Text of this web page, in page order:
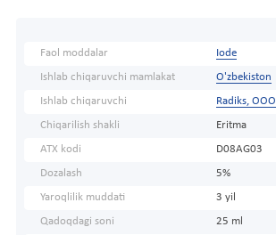
Faol moddalar Iode
Ishlab chiqaruvchi mamlakat O'zbekiston
Ishlab chiqaruvchi Radiks, ООО
Chiqarilish shakli Eritma
ATX kodi D08AG03
Dozalash 5%
Yaroqlilik muddati 3 yil
Qadoqdagi soni 25 ml